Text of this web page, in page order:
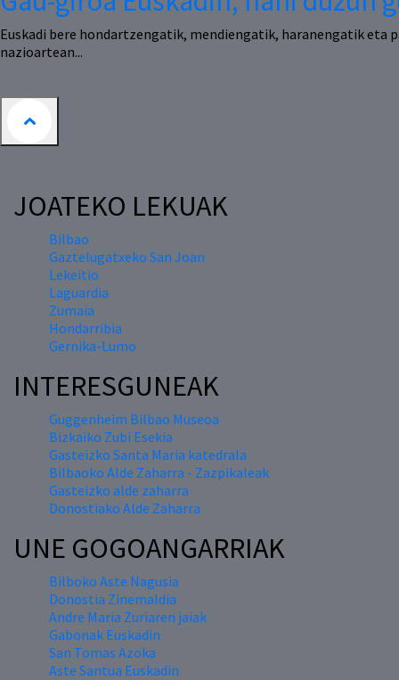
Euskadi bere hondartzengatik, mendiengatik, haranengatik eta
nazioartean...
JOATEKO LEKUAK
Bilbao
Gaztelugatxeko San Joan
Lekeitio
Laguardia
Zumaia
Hondarribia
Gernika-Lumo
INTERESGUNEAK
Guggenheim Bilbao Museoa
Bizkaiko Zubi Esekia
Gasteizko Santa Maria katedrala
Bilbaoko Alde Zaharra - Zazpikaleak
Gasteizko alde zaharra
Donostiako Alde Zaharra
UNE GOGOANGARRIAK
Bilboko Aste Nagusia
Donostia Zinemaldia
Andre Maria Zuriaren jaiak
Gabonak Euskadin
San Tomas Azoka
Aste Santua Euskadin